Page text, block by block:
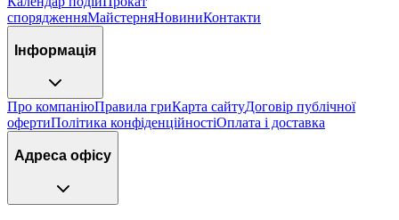
спорядженняМайстерняНовиниКонтакти
Інформація
Про компаніюПравила гриКарта сайтуДоговір публічної
офертиПолітика конфіденційностіОплата і доставка
Адреса офісу